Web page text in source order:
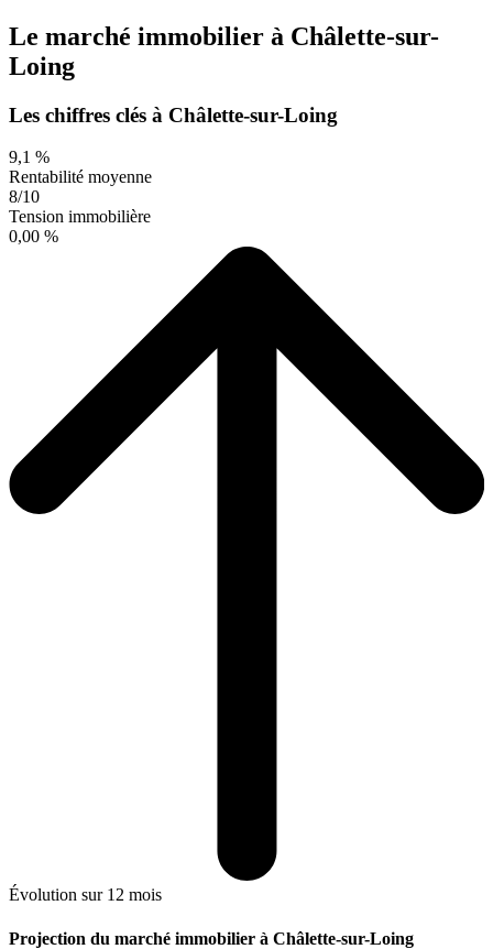
Le marché immobilier à Châlette-sur-
Loing
Les chiffres clés à Châlette-sur-Loing
9,1 %
Rentabilité moyenne
8/10
Tension immobilière
0,00 %
Évolution sur 12 mois
Projection du marché immobilier à Châlette-sur-Loing